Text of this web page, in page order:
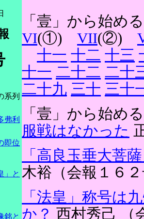
系列
弗利
即位
」と
銘と
「壹」から始め
VI(①) VII(②)
十一 十二 十三
十一 二十二 二十
二十九 三十 三十
「壹」から始め
服戦はなかった
「高良玉垂大菩
木裕（会報１６
「法皇」称号は
か？ 西村秀己 （